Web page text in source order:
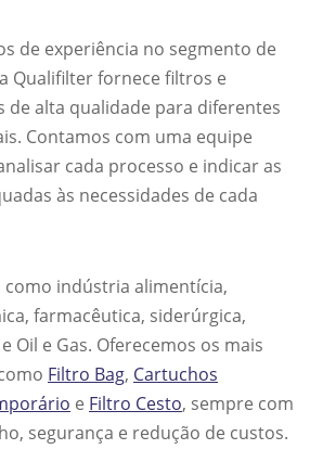
de experiência no segmento de
Qualifilter fornece filtros e
de alta qualidade para diferentes
Contamos com uma equipe
cada processo e indicar as
às necessidades de cada
indústria alimentícia,
farmacêutica, siderúrgica,
Oil e Gas. Oferecemos os mais
Filtro Bag, Cartuchos
e Filtro Cesto, sempre com
segurança e redução de custos.